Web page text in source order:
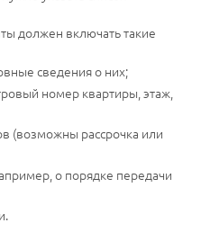
должен включать такие
сведения о них;
номер квартиры, этаж,
(возможны рассрочка или
о порядке передачи